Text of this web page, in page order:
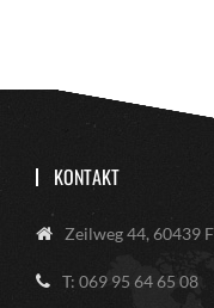
KONTAKT
Zeilweg 44, 60439
T: 069 95 64 65 08